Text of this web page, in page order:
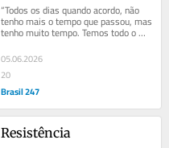
“Todos os dias quando acordo, não
tenho mais o tempo que passou, mas
tenho muito tempo. Temos todo o
tempo do mundo.”  São Paulo afasta
os...
05.06.2026
20
Brasil 247
Resistência